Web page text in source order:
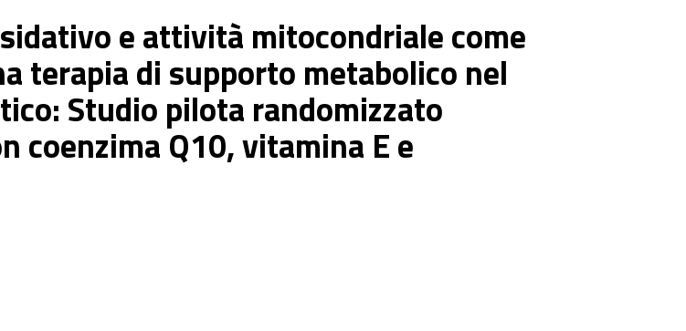
e attività mitocondriale come
terapia di supporto metabolico nel
Studio pilota randomizzato
coenzima Q10, vitamina E e